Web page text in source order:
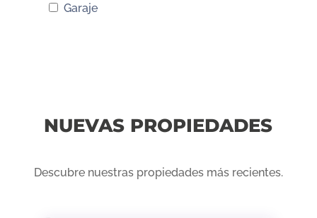
Garaje
NUEVAS PROPIEDADES
Descubre nuestras propiedades más recientes.